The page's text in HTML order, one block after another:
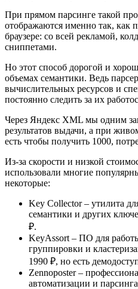
При прямом парсинге такой
отображаются именно так, как
браузере: со всей рекламой,
сниппетами.
Но этот способ дорогой и
объемах семантики. Ведь
вычислительных ресурсов и
постоянно следить за их
Через Яндекс XML мы одним
результатов выдачи, а при
есть чтобы получить 1000,
Из-за скорости и низкой
использовали многие
некоторые:
Key Collector – утилита
семантики и других
₽.
KeyAssort – ПО для
группировки и
1990 ₽, но есть
Zennoposter –
автоматизации и